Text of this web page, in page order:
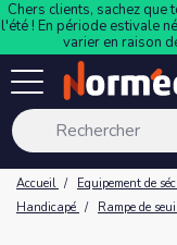
Chers clients, sachez
l'été ! En période estivale
varier en raison
Accueil Equipement de
Handicapé
Rampe de